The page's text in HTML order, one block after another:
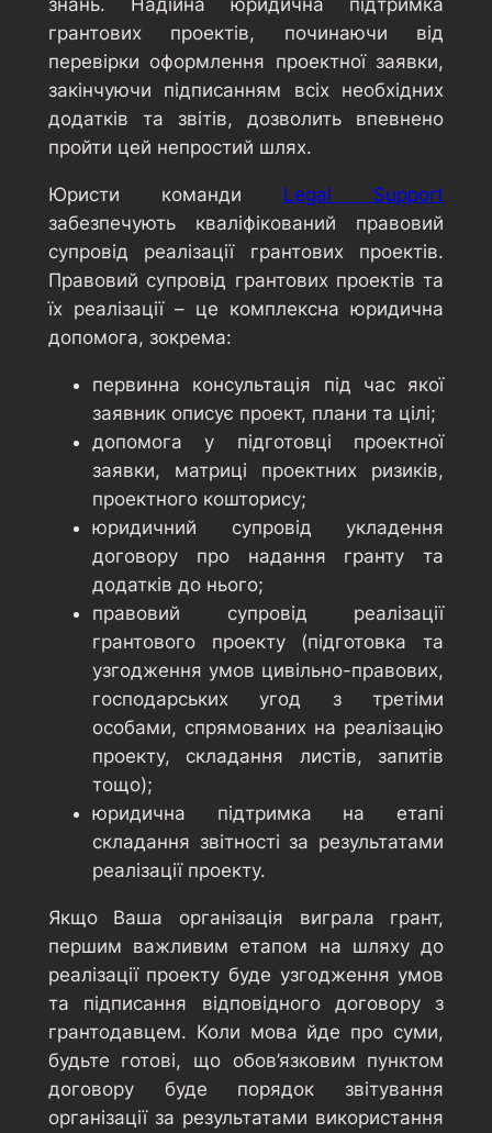
знань. Надійна юридична підтримка
грантових проектів, починаючи від
перевірки оформлення проектної заявки,
закінчуючи підписанням всіх необхідних
додатків та звітів, дозволить впевнено
пройти цей непростий шлях.
Юристи команди Legal Support
забезпечують кваліфікований правовий
супровід реалізації грантових проектів.
Правовий супровід грантових проектів та
їх реалізації – це комплексна юридична
допомога, зокрема:
первинна консультація під час якої
заявник описує проект, плани та цілі;
допомога у підготовці проектної
заявки, матриці проектних ризиків,
проектного кошторису;
юридичний супровід укладення
договору про надання гранту та
додатків до нього;
правовий супровід реалізації
грантового проекту (підготовка та
узгодження умов цивільно-правових,
господарських угод з третіми
особами, спрямованих на реалізацію
проекту, складання листів, запитів
тощо);
юридична підтримка на етапі
складання звітності за результатами
реалізації проекту.
Якщо Ваша організація виграла грант,
першим важливим етапом на шляху до
реалізації проекту буде узгодження умов
та підписання відповідного договору з
грантодавцем. Коли мова йде про суми,
будьте готові, що обов’язковим пунктом
договору буде порядок звітування
організації за результатами використання